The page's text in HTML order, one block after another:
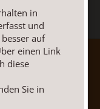
Datenschutz
in
und
auf
einen Link
diese
Sie in